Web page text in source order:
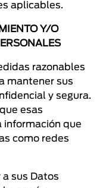
aplicables.
Y/O
razonables
mantener sus
y segura.
esas
información que
como redes
sus Datos